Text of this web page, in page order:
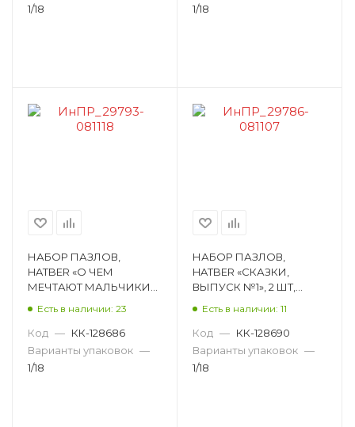
1/18 1/18
НАБОР ПАЗЛОВ,
HATBER «О ЧЕМ
МЕЧТАЮТ МАЛЬЧИКИ»,
Есть в наличии: 23
Код — КК-128686
Варианты упаковок —
1/18
НАБОР ПАЗЛОВ,
HATBER «СКАЗКИ,
ВЫПУСК №1», 2 ШТ,
Есть в наличии: 11
Код — КК-128690
Варианты упаковок —
1/18